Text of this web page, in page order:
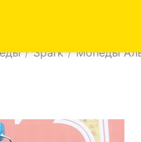
/ Spark / Мопеды